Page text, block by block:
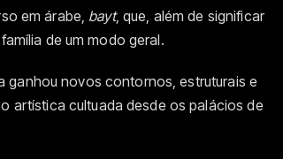
em árabe, bayt, que, além de significar
de um modo geral.
ganhou novos contornos, estruturais e
artística cultuada desde os palácios de